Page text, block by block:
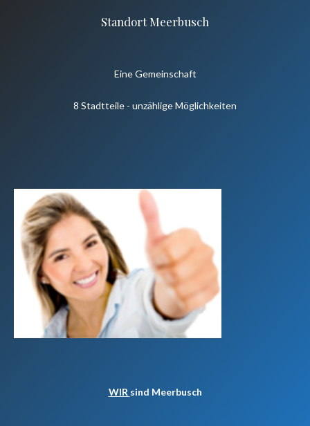
Standort Meerbusch
Eine Gemeinschaft
8 Stadtteile - unzählige Möglichkeiten
WIR sind Meerbusch